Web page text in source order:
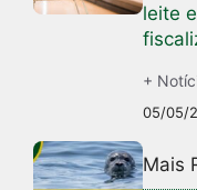
leite
+
05/05/
Mais